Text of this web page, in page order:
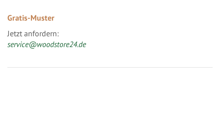
Gratis-Muster
Jetzt anfordern:
service@woodstore24.de